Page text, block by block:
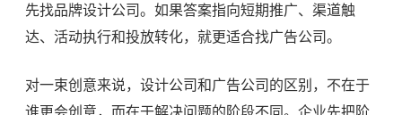
先找品牌设计公司。如果答案指向短期推广、渠道触
达、活动执行和投放转化，就更适合找广告公司。
对一束创意来说，设计公司和广告公司的区别，不在于
谁更会创意，而在于解决问题的阶段不同。企业先把阶